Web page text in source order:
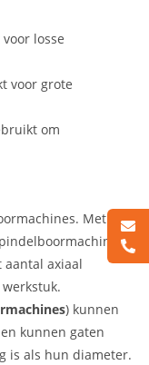
losse
voor grote
om
Met de
axiaal
) kunnen
kunnen gaten
is als hun diameter.